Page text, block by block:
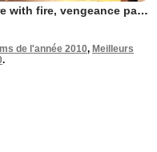
Fire with fire, vengeance par le feu
de l'année 2010, Meilleurs
.